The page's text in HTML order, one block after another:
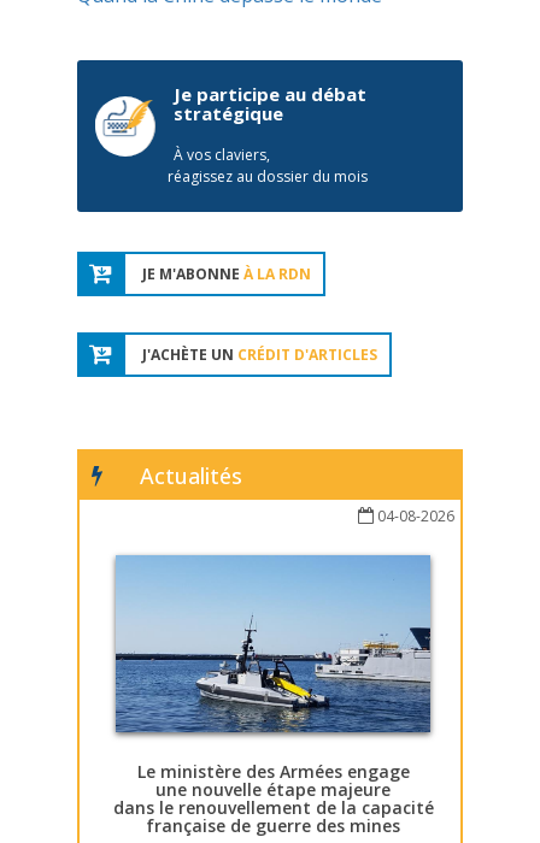
Je participe au débat
stratégique
À vos claviers,
réagissez au dossier du mois
JE M'ABONNE À LA RDN
J'ACHÈTE UN CRÉDIT D'ARTICLES
Actualités
04-08-2026
Le ministère des Armées engage
une nouvelle étape majeure
dans le renouvellement de la capacité
française de guerre des mines